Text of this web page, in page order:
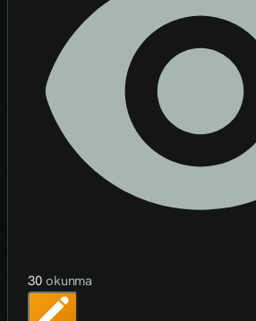
30 okunma